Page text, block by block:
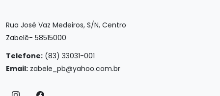
Rua José Vaz Medeiros, S/N, Centro
Zabelê- 58515000
Telefone: (83) 33031-001
Email: zabele_pb@yahoo.com.br